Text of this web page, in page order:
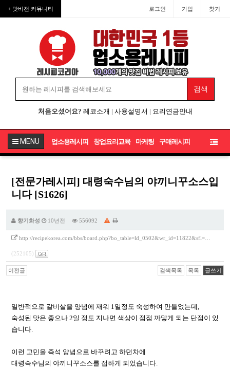
+ 맛비전 커뮤니티 로그인 가입 찾기
처음오셨어요? 레코소개 | 사용설명서 | 요리연금안내
MENU 업소용레시피 창업요리교육 마케팅 구매레시피
[전문가레시피] 대령숙수님의 야끼니꾸소스입
니다 [S1626]
향기화성 10년전 556092
http://recipekorea.com/bbs/board.php?bo_table=ld_0502&wr_id=11822&sfl=…
(252105)
이전글 검색목록 목록 글쓰기
일반적으로 갈비살을 양념에 재워 1일정도 숙성하여 만들었는데,
숙성된 맛은 좋으나 2일 정도 지나면 색상이 점점 까맣게 되는 단점이 있
습니다.
이런 고민을 즉석 양념으로 바꾸려고 하던차에
대령숙수님의 야끼니꾸소스를 접하게 되었습니다.